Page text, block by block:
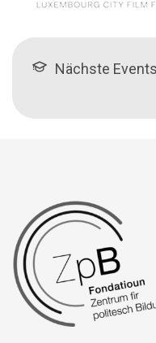
Nächste Events